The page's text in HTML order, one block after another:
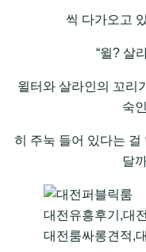
씩 다가오고
“윌? 살
윌터와 살라인의 꼬리
숙
히 주눅 들어 있다는 걸
달
대전유흥후기,대
대전룸싸롱견적,